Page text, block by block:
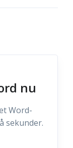
nu
Word-
sekunder.